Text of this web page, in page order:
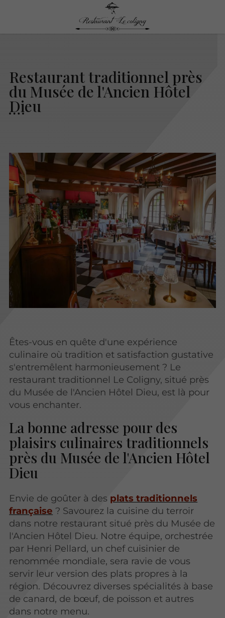
Restaurant traditionnel près
du Musée de l'Ancien Hôtel
Dieu
Êtes-vous en quête d'une expérience
culinaire où tradition et satisfaction gustative
s'entremêlent harmonieusement ? Le
restaurant traditionnel Le Coligny, situé près
du Musée de l'Ancien Hôtel Dieu, est là pour
vous enchanter.
La bonne adresse pour des
plaisirs culinaires traditionnels
près du Musée de l'Ancien Hôtel
Dieu
Envie de goûter à des plats traditionnels
française ? Savourez la cuisine du terroir
dans notre restaurant situé près du Musée de
l'Ancien Hôtel Dieu. Notre équipe, orchestrée
par Henri Pellard, un chef cuisinier de
renommée mondiale, sera ravie de vous
servir leur version des plats propres à la
région. Découvrez diverses spécialités à base
de canard, de bœuf, de poisson et autres
dans notre menu.